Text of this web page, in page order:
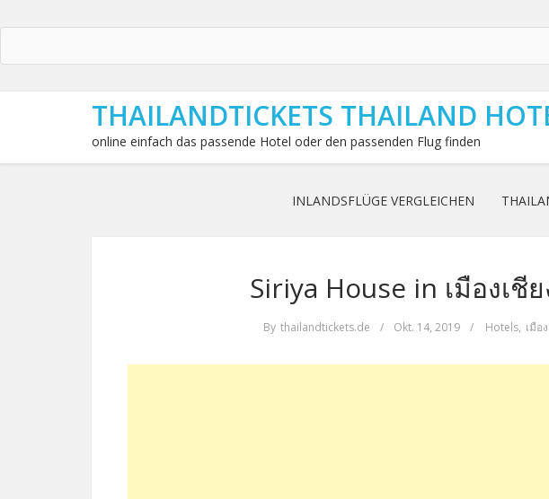
THAILANDTICKETS THAILAND
online einfach das passende Hotel oder den passenden Flug finden
INLANDSFLÜGE VERGLEICHEN
Siriya House in เมืองเชี
By thailandtickets.de / Okt. 14, 2019 / Hotels, เมือ